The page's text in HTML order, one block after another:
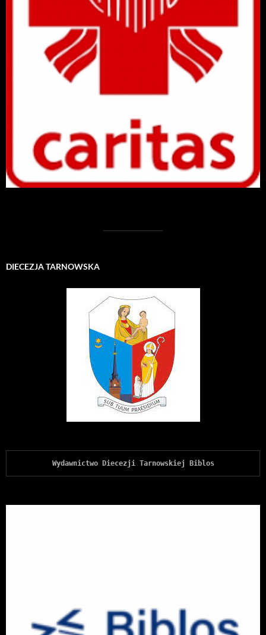
DIECEZJA TARNOWSKA
Wydawnictwo Diecezji Tarnowskiej Biblos